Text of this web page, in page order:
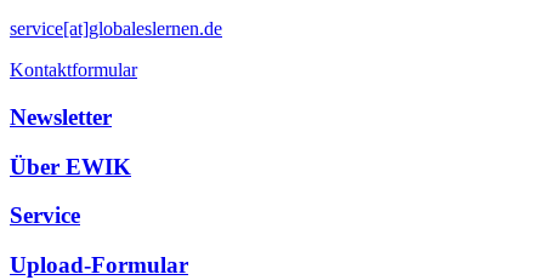
service[at]globaleslernen.de
Kontaktformular
Newsletter
Über EWIK
Service
Upload-Formular